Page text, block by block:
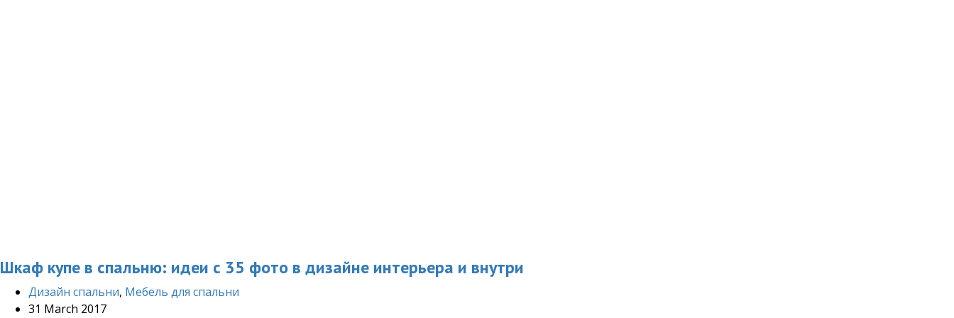
Шкаф купе в спальню: идеи с 35 фото в дизайне интерьера и внутри
Дизайн спальни, Мебель для спальни
31 March 2017